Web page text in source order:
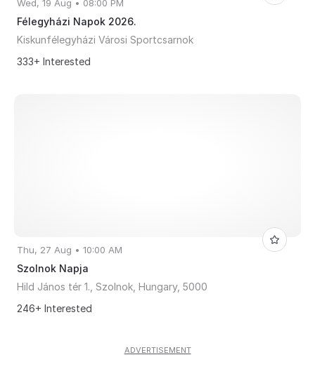
Wed, 19 Aug • 08:00 PM
Félegyházi Napok 2026.
Kiskunfélegyházi Városi Sportcsarnok
333+ Interested
Thu, 27 Aug • 10:00 AM
Szolnok Napja
Hild János tér 1., Szolnok, Hungary, 5000
246+ Interested
ADVERTISEMENT